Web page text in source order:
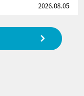
2026.08.05